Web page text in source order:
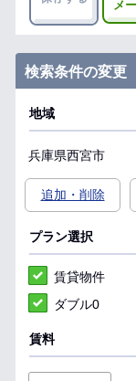
メ
検索条件の変更
地域
兵庫県西宮市
追加・削除
プラン選択
賃貸物件
ダブル0
賃料